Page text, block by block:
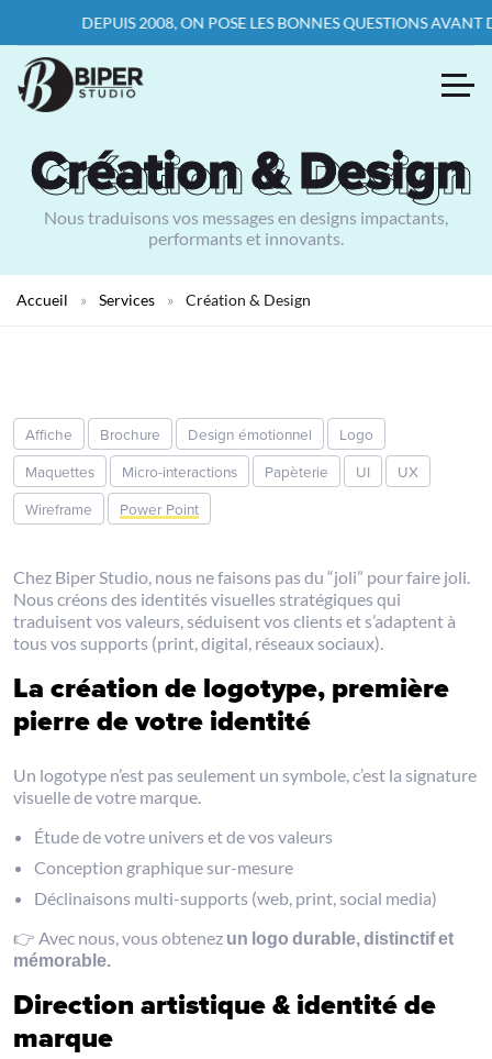
DEPUIS 2008, ON POSE LES BONNES QUESTIONS AVANT
Création & Design
Création & Design
Nous traduisons vos messages en designs impactants,
performants et innovants.
Accueil » Services » Création & Design
Affiche Brochure Design émotionnel
Logo
Maquettes
Micro-interactions Papèterie UI
UX
Wireframe
Power Point
Chez Biper Studio, nous ne faisons pas du “joli” pour faire joli.
Nous créons des identités visuelles stratégiques qui
traduisent vos valeurs, séduisent vos clients et s’adaptent à
tous vos supports (print, digital, réseaux sociaux).
La création de logotype, première
pierre de votre identité
Un logotype n’est pas seulement un symbole, c’est la signature
visuelle de votre marque.
Étude de votre univers et de vos valeurs
Conception graphique sur-mesure
Déclinaisons multi-supports (web, print, social media)
👉 Avec nous, vous obtenez un logo durable, distinctif et
mémorable.
Direction artistique & identité de
marque